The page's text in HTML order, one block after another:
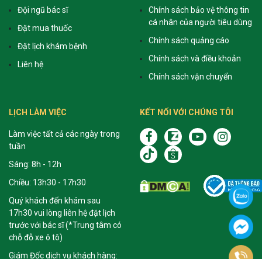
Đội ngũ bác sĩ
Đặt mua thuốc
Đặt lịch khám bệnh
Liên hệ
Chính sách bảo vệ thông tin
cá nhân của người tiêu dùng
Chính sách quảng cáo
Chính sách và điều khoản
Chính sách vận chuyển
LỊCH LÀM VIỆC
Làm việc tất cả các ngày trong
tuần
Sáng: 8h - 12h
Chiều: 13h30 - 17h30
Quý khách đến khám sau
17h30 vui lòng liên hệ đặt lịch
trước với bác sĩ (*Trung tâm có
chỗ đỗ xe ô tô)
Giám Đốc dịch vụ khách hàng:
KẾT NỐI VỚI CHÚNG TÔI